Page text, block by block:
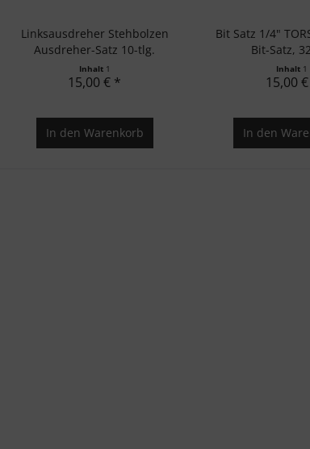
Linksausdreher Stehbolzen
Ausdreher-Satz 10-tlg.
Inhalt 1
15,00 € *
In den Warenkorb
Bit Satz 1/4"
Bit-Satz,
Inhalt 1
15,00
In den